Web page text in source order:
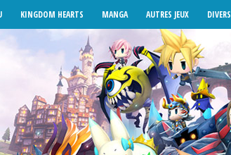
KINGDOM HEARTS MANGA AUTRES JEUX DIVERS